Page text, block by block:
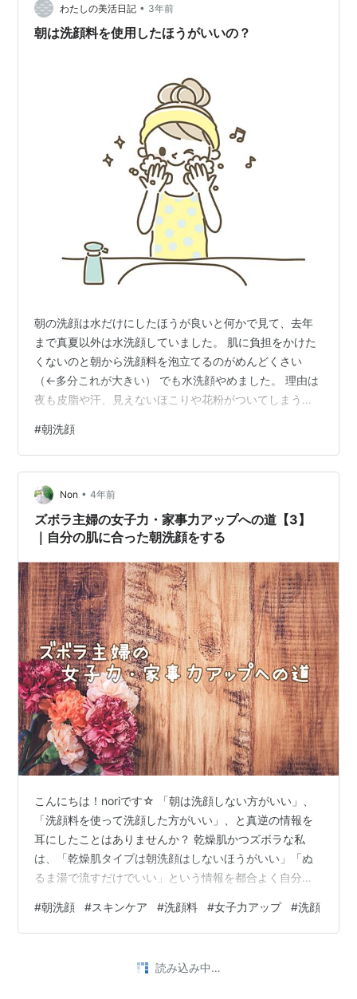
キンフレッシュナーを買ってみた。これ、昔母が使って
た【奥さま用アストリンゼン】の匂いめっちゃする！安
わたしの美活日記 • 3年前
朝は洗顔料を使用したほうがいいの？
朝の洗顔は水だけにしたほうが良いと何かで見て、去年
まで真夏以外は水洗顔していました。 肌に負担をかけた
くないのと朝から洗顔料を泡立てるのがめんどくさい
（←多分これが大きい） でも水洗顔やめました。 理由は
夜も皮脂や汗、見えないほこりや花粉がついてしまうの
の原因になってしまうことを知ったので、朝も洗顔料を
使用するようになりました。 今考えてみると水洗顔して
いた時、時々鼻辺りから脂っぽい匂いがしてたので皮脂
が酸化してたんだろうな。汚いな。 朝洗顔料を使ったほ
うが良いかは、その人の体調や体質や季節によっても違
うそうですが、私は当てはまらなかったらし…
#朝洗顔
Non • 4年前
ズボラ主婦の女子力・家事力アップへの道【3】
｜自分の肌に合った朝洗顔をする
こんにちは！noriです☆ 「朝は洗顔しない方がいい」、
「洗顔料を使って洗顔した方がいい」、と真逆の情報を
耳にしたことはありませんか？ 乾燥肌かつズボラな私
は、「乾燥肌タイプは朝洗顔はしないほうがいい」「ぬ
るま湯で流すだけでいい」という情報を都合よく自分に
ら洗面所に行きたくなかったんですよね、、、 でも、30
代に入ってから、鏡を見るたびに、毛穴の開きや肌のく
つての私のように、朝洗顔をしていない人は、一度ぬる
#朝洗顔 #スキンケア #洗顔料 #女子力アップ #洗顔
4年前